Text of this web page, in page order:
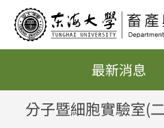
最新消息
分子暨細胞實驗室(